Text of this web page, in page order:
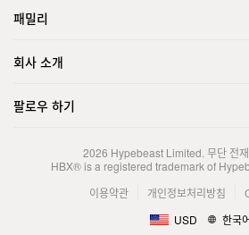
패밀리
회사 소개
팔로우 하기
2026 Hypebeast Limited. 무단 전
HBX® is a registered trademark of
이용약관
개인정보처리방침
USD
한국